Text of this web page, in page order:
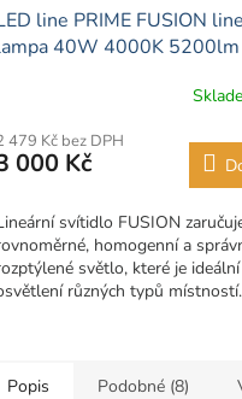
line PRIME FUSION
40W 4000K
479 Kč bez DPH
000 Kč
svítidlo FUSION
homogenní a
světlo, které je
různých typů místností.
Popis Podobné (8)